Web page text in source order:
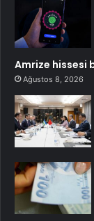
Amrize hissesi
Ağustos 8, 2026